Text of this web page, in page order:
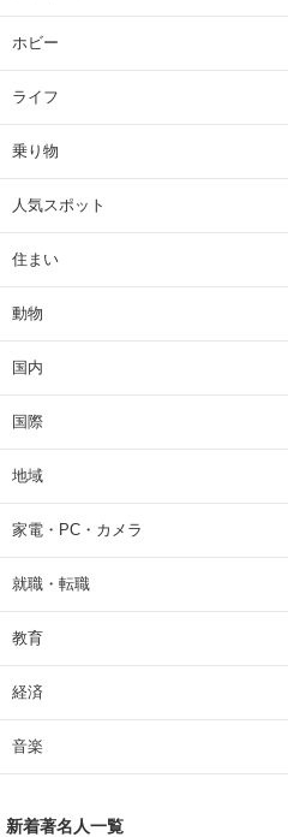
ホビー
ライフ
乗り物
人気スポット
住まい
動物
国内
国際
地域
家電・PC・カメラ
就職・転職
教育
経済
音楽
新着著名人一覧